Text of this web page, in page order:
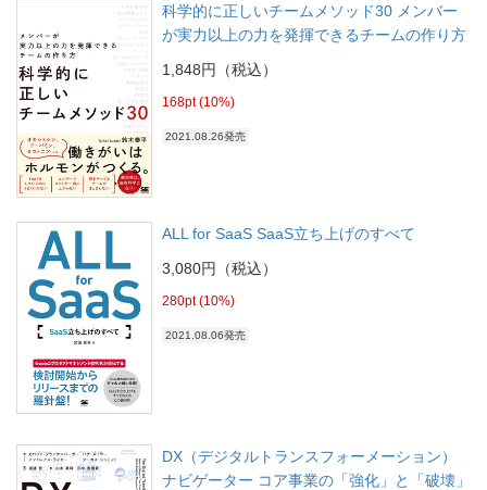
科学的に正しいチームメソッド30 メンバー
が実力以上の力を発揮できるチームの作り方
1,848円（税込）
168pt (10%)
2021.08.26発売
ALL for SaaS SaaS立ち上げのすべて
3,080円（税込）
280pt (10%)
2021.08.06発売
DX（デジタルトランスフォーメーション）
ナビゲーター コア事業の「強化」と「破壊」